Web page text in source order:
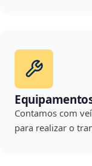
Contamos com
para realizar o